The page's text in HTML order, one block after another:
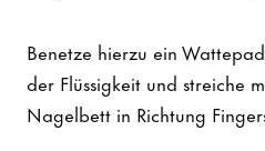
Benetze hierzu ein
der Flüssigkeit und streiche
Nagelbett in Richtung